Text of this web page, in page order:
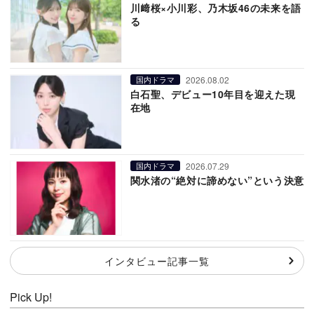
川﨑桜×小川彩、乃木坂46の未来を語
る
国内ドラマ 2026.08.02
白石聖、デビュー10年目を迎えた現
在地
国内ドラマ 2026.07.29
関水渚の“絶対に諦めない”という決意
インタビュー記事一覧
Pick Up!